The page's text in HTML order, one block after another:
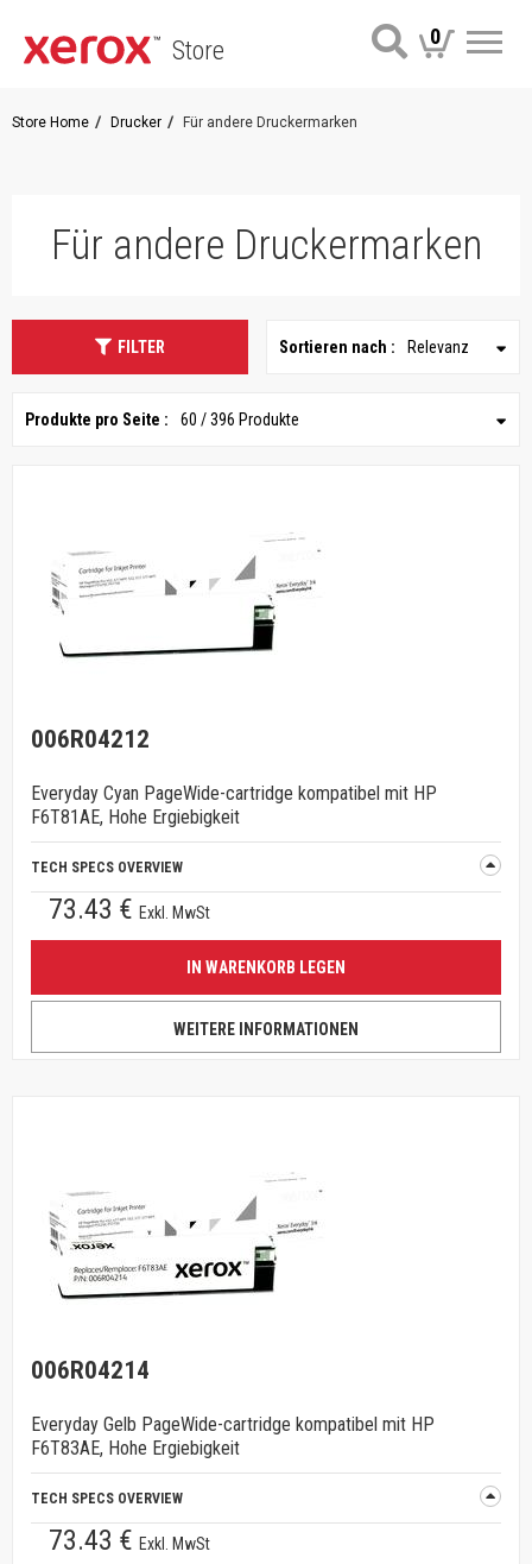
Store 0
Store Home Drucker Für andere Druckermarken
Für andere Druckermarken
FILTER Sortieren nach : Relevanz
Produkte pro Seite : 60 / 396 Produkte
006R04212
Everyday Cyan PageWide-cartridge kompatibel mit HP
F6T81AE, Hohe Ergiebigkeit
TECH SPECS OVERVIEW
73.43 € Exkl. MwSt
IN WARENKORB LEGEN
WEITERE INFORMATIONEN
006R04214
Everyday Gelb PageWide-cartridge kompatibel mit HP
F6T83AE, Hohe Ergiebigkeit
TECH SPECS OVERVIEW
73.43 € Exkl. MwSt